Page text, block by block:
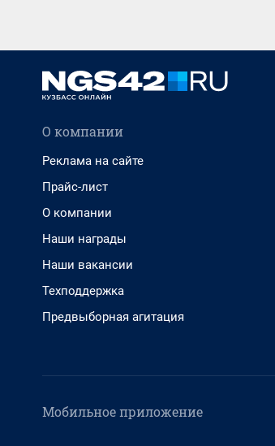
О компании
Реклама на сайте
Прайс-лист
О компании
Наши награды
Наши вакансии
Техподдержка
Предвыборная агитация
Мобильное приложение